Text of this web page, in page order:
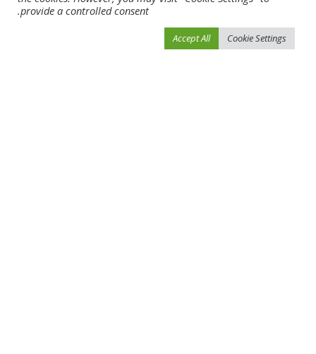
provide a controlled consent.
Cookie Settings
Accept All